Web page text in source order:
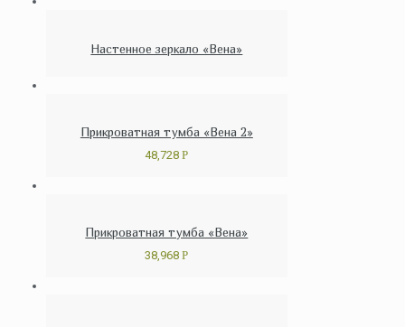
Настенное зеркало «Вена»
Прикроватная тумба «Вена 2»
48,728Р
Прикроватная тумба «Вена»
38,968Р